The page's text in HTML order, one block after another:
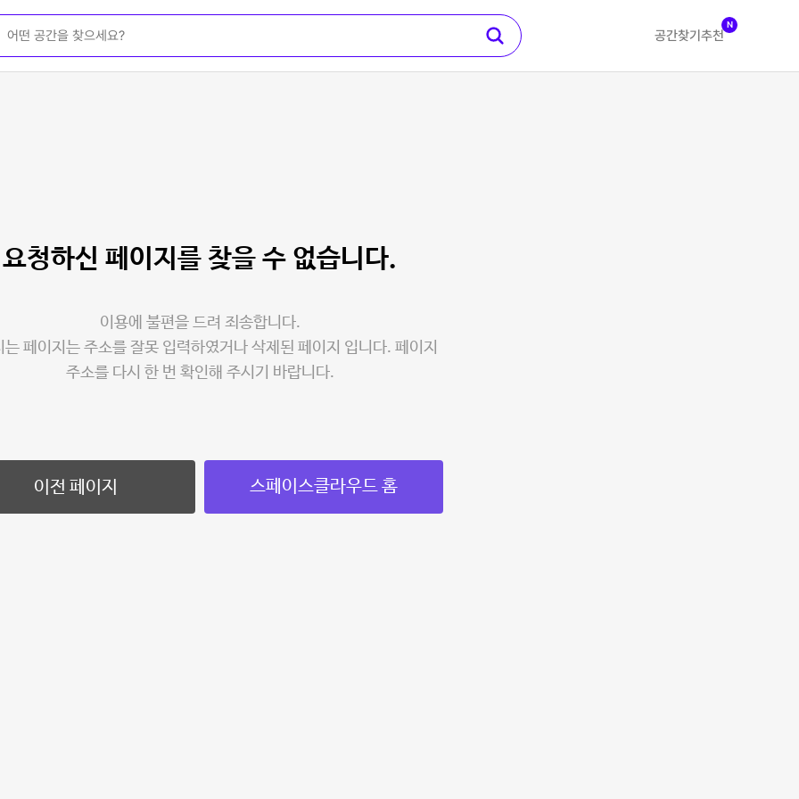
공간찾기 추천
N
요청하신 페이지를 찾을 수 없습니다.
이용에 불편을 드려 죄송합니다.
는 페이지는 주소를 잘못 입력하였거나 삭제된 페이지 입니다. 페이지
주소를 다시 한 번 확인해 주시기 바랍니다.
이전 페이지 스페이스클라우드 홈